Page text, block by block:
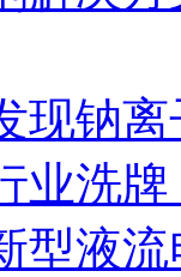
现钠
业洗
型液